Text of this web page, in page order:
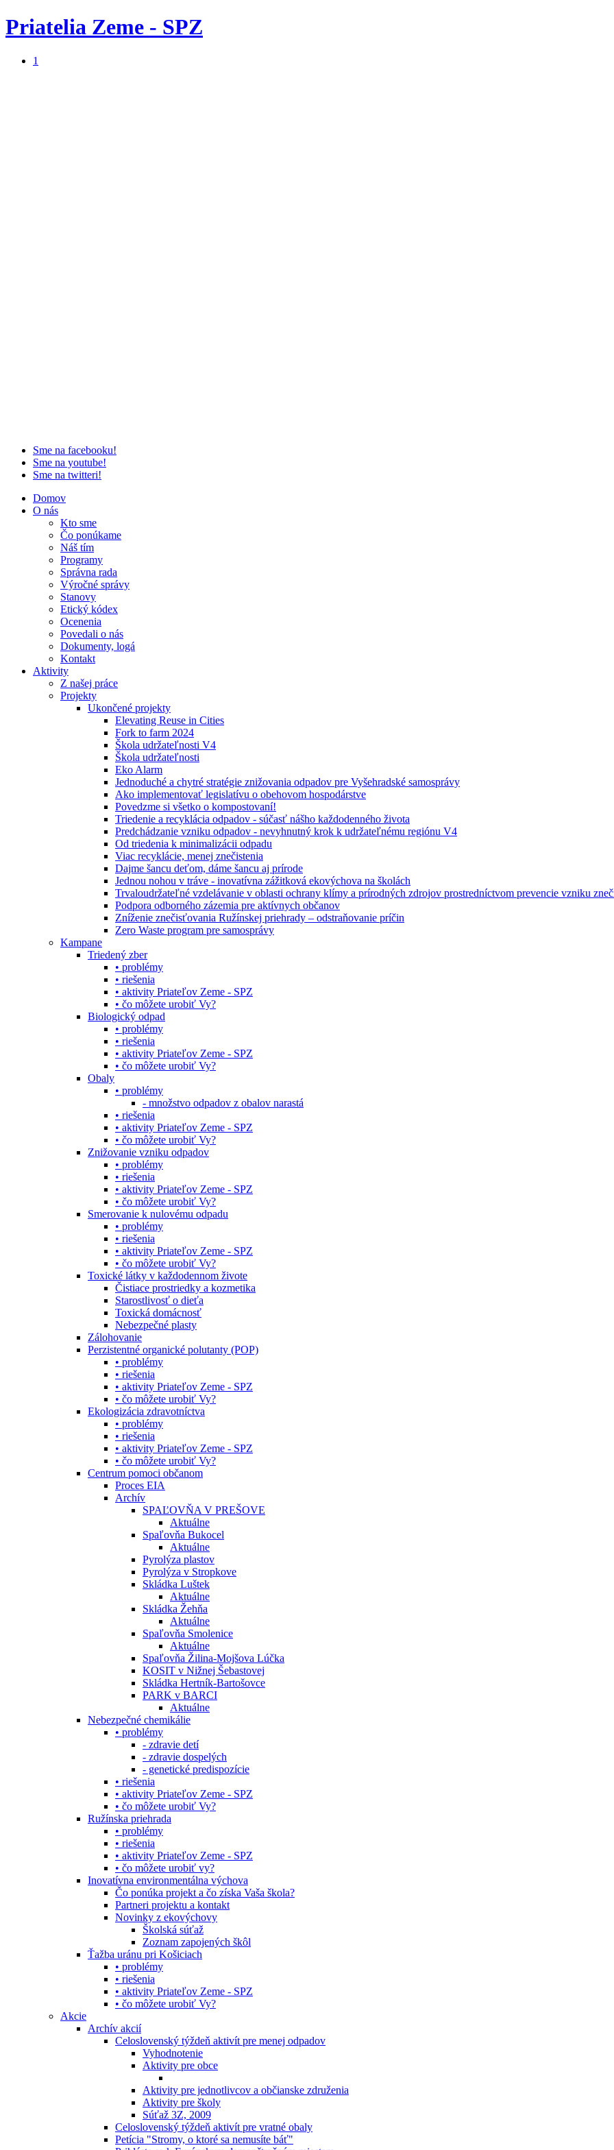
Priatelia Zeme - SPZ
1
Sme na facebooku!
Sme na youtube!
Sme na twitteri!
Domov
O nás
Kto sme
Čo ponúkame
Náš tím
Programy
Správna rada
Výročné správy
Stanovy
Etický kódex
Ocenenia
Povedali o nás
Dokumenty, logá
Kontakt
Aktivity
Z našej práce
Projekty
Ukončené projekty
Elevating Reuse in Cities
Fork to farm 2024
Škola udržateľnosti V4
Škola udržateľnosti
Eko Alarm
Jednoduché a chytré stratégie znižovania odpadov pre Vyšehradské samosprávy
Ako implementovať legislatívu o obehovom hospodárstve
Povedzme si všetko o kompostovaní!
Triedenie a recyklácia odpadov - súčasť nášho každodenného života
Predchádzanie vzniku odpadov - nevyhnutný krok k udržateľnému regiónu V4
Od triedenia k minimalizácii odpadu
Viac recyklácie, menej znečistenia
Dajme šancu deťom, dáme šancu aj prírode
Jednou nohou v tráve - inovatívna zážitková ekovýchova na školách
Trvaloudržateľné vzdelávanie v oblasti ochrany klímy a prírodných zdrojov prostredníctvom prevencie vzniku
Podpora odborného zázemia pre aktívnych občanov
Zníženie znečisťovania Ružínskej priehrady – odstraňovanie príčin
Zero Waste program pre samosprávy
Kampane
Triedený zber
• problémy
• riešenia
• aktivity Priateľov Zeme - SPZ
• čo môžete urobiť Vy?
Biologický odpad
• problémy
• riešenia
• aktivity Priateľov Zeme - SPZ
• čo môžete urobiť Vy?
Obaly
• problémy
- množstvo odpadov z obalov narastá
• riešenia
• aktivity Priateľov Zeme - SPZ
• čo môžete urobiť Vy?
Znižovanie vzniku odpadov
• problémy
• riešenia
• aktivity Priateľov Zeme - SPZ
• čo môžete urobiť Vy?
Smerovanie k nulovému odpadu
• problémy
• riešenia
• aktivity Priateľov Zeme - SPZ
• čo môžete urobiť Vy?
Toxické látky v každodennom živote
Čistiace prostriedky a kozmetika
Starostlivosť o dieťa
Toxická domácnosť
Nebezpečné plasty
Zálohovanie
Perzistentné organické polutanty (POP)
• problémy
• riešenia
• aktivity Priateľov Zeme - SPZ
• čo môžete urobiť Vy?
Ekologizácia zdravotníctva
• problémy
• riešenia
• aktivity Priateľov Zeme - SPZ
• čo môžete urobiť Vy?
Centrum pomoci občanom
Proces EIA
Archív
SPAĽOVŇA V PREŠOVE
Aktuálne
Spaľovňa Bukocel
Aktuálne
Pyrolýza plastov
Pyrolýza v Stropkove
Skládka Luštek
Aktuálne
Skládka Žehňa
Aktuálne
Spaľovňa Smolenice
Aktuálne
Spaľovňa Žilina-Mojšova Lúčka
KOSIT v Nižnej Šebastovej
Skládka Hertník-Bartošovce
PARK v BARCI
Aktuálne
Nebezpečné chemikálie
• problémy
- zdravie detí
- zdravie dospelých
- genetické predispozície
• riešenia
• aktivity Priateľov Zeme - SPZ
• čo môžete urobiť Vy?
Ružínska priehrada
• problémy
• riešenia
• aktivity Priateľov Zeme - SPZ
• čo môžete urobiť vy?
Inovatívna environmentálna výchova
Čo ponúka projekt a čo získa Vaša škola?
Partneri projektu a kontakt
Novinky z ekovýchovy
Školská súťaž
Zoznam zapojených škôl
Ťažba uránu pri Košiciach
• problémy
• riešenia
• aktivity Priateľov Zeme - SPZ
• čo môžete urobiť Vy?
Akcie
Archív akcií
Celoslovenský týždeň aktivít pre menej odpadov
Vyhodnotenie
Aktivity pre obce
Aktivity pre jednotlivcov a občianske združenia
Aktivity pre školy
Súťaž 3Z, 2009
Celoslovenský týždeň aktivít pre vratné obaly
Petícia "Stromy, o ktoré sa nemusíte báť"